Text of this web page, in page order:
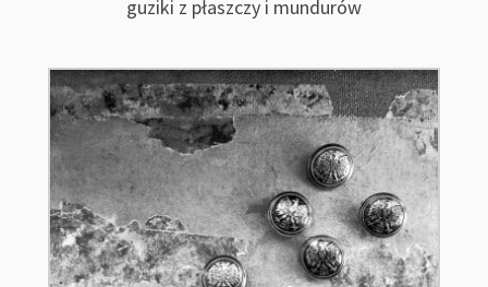
guziki z płaszczy i mundurów